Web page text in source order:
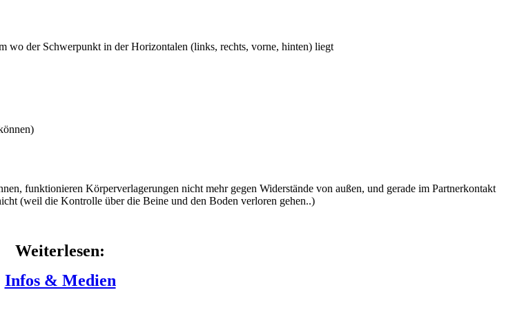
der Schwerpunkt in der Horizontalen (links, rechts, vorne, hinten) liegt
funktionieren Körperverlagerungen nicht mehr gegen Widerstände von außen, und gerade im Partnerkontakt
(weil die Kontrolle über die Beine und den Boden verloren gehen..)
Weiterlesen:
Infos & Medien